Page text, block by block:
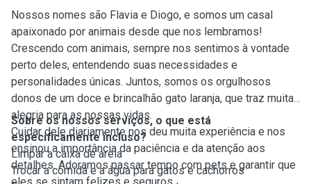
Nossos nomes são Flavia e Diogo, e somos um casal
apaixonado por animais desde que nos lembramos!
Crescendo com animais, sempre nos sentimos à vontade
perto deles, entendendo suas necessidades e
personalidades únicas. Juntos, somos os orgulhosos
donos de um doce e brincalhão gato laranja, que traz muita
alegria para as nossas vidas.
Cuidar dele diariamente nos deu muita experiência e nos
ensinou a importância da paciência e da atenção aos
detalhes. Adoramos passar tempo com pets e garantir que
Sobre os nossos serviços, o que está
especificamente incluso?
Limpar a caixa de areia
Trocar a comida e a água para gatos e cachorros